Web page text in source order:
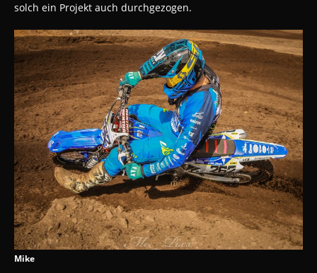
solch ein Projekt auch durchgezogen.
Mike